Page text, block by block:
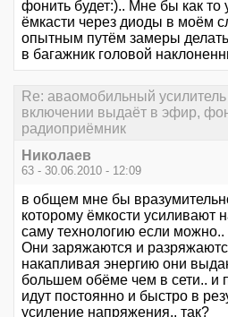
фонить будет:).. Мне бы как то
ёмкасти через диоды в моём
опытным путём замеры
в багажник головой
Re: аваомобильный
включении выдаёт в эфир,
радиоприёмник
Николаев
63 - 30.06.2010 - 12:09
в общем мне бы
которому ёмкости усиливают
саму технологию если можно..
Они заряжаются и
накапливая энергию они
большем обёме чем в сети.. и
идут постоянно и быстро в
усиление напряжения.. так?